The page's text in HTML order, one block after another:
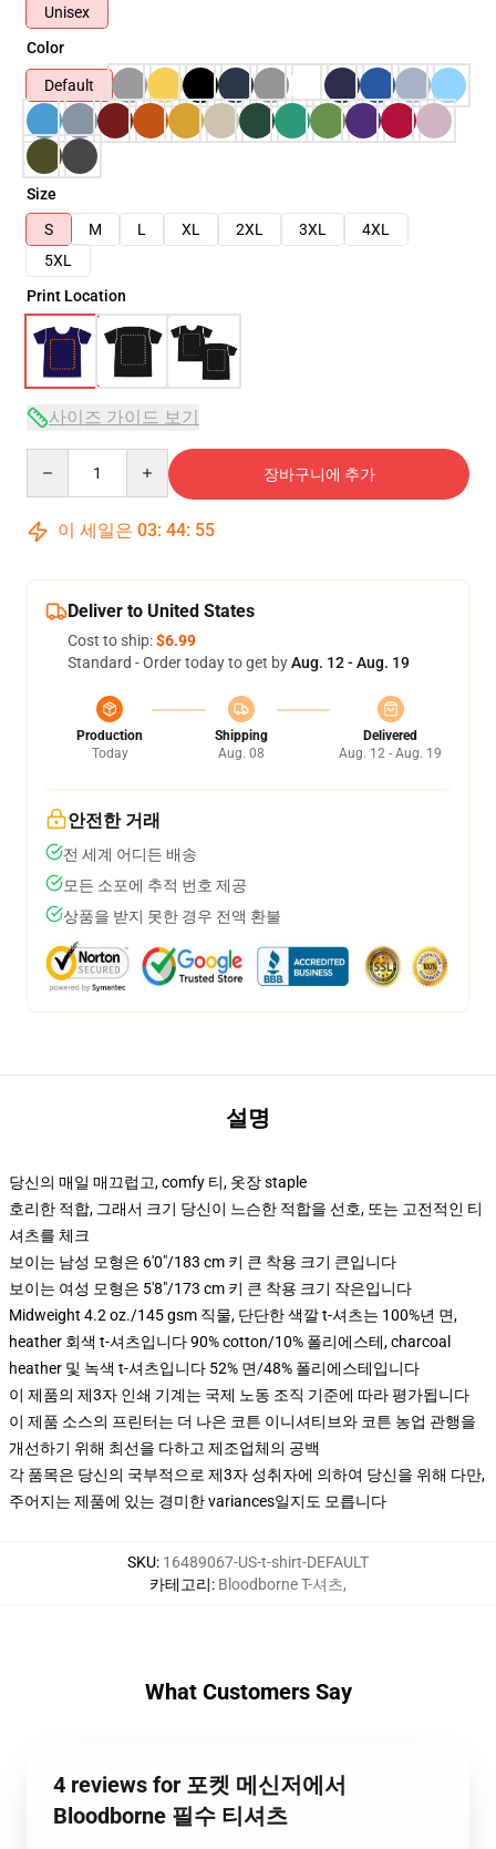
Unisex
Color
Default
Size
S
M L XL 2XL 3XL
4XL
5XL
Print Location
사이즈 가이드 보기
장바구니에 추가
이 세일은 03: 44: 54
Deliver to United States
Cost to ship:$6.99
Standard - Order today to get byAug. 12 - Aug. 19
Production
Today
Shipping
Aug. 08
Delivered
Aug. 12 - Aug. 19
안전한 거래
전 세계 어디든 배송
모든 소포에 추적 번호 제공
상품을 받지 못한 경우 전액 환불
설명
당신의 매일 매끄럽고, comfy 티, 옷장 staple
호리한 적합, 그래서 크기 당신이 느슨한 적합을 선호, 또는 고전적인 티
셔츠를 체크
보이는 남성 모형은 6'0"/183 cm 키 큰 착용 크기 큰입니다
보이는 여성 모형은 5'8"/173 cm 키 큰 착용 크기 작은입니다
Midweight 4.2 oz./145 gsm 직물, 단단한 색깔 t-셔츠는 100%년 면,
heather 회색 t-셔츠입니다 90% cotton/10% 폴리에스테, charcoal
heather 및 녹색 t-셔츠입니다 52% 면/48% 폴리에스테입니다
이 제품의 제3자 인쇄 기계는 국제 노동 조직 기준에 따라 평가됩니다
이 제품 소스의 프린터는 더 나은 코튼 이니셔티브와 코튼 농업 관행을
개선하기 위해 최선을 다하고 제조업체의 공백
각 품목은 당신의 국부적으로 제3자 성취자에 의하여 당신을 위해 다만,
주어지는 제품에 있는 경미한 variances일지도 모릅니다
SKU: 16489067-US-t-shirt-DEFAULT
카테고리: Bloodborne T-셔츠,
What Customers Say
4 reviews for 포켓 메신저에서
Bloodborne 필수 티셔츠